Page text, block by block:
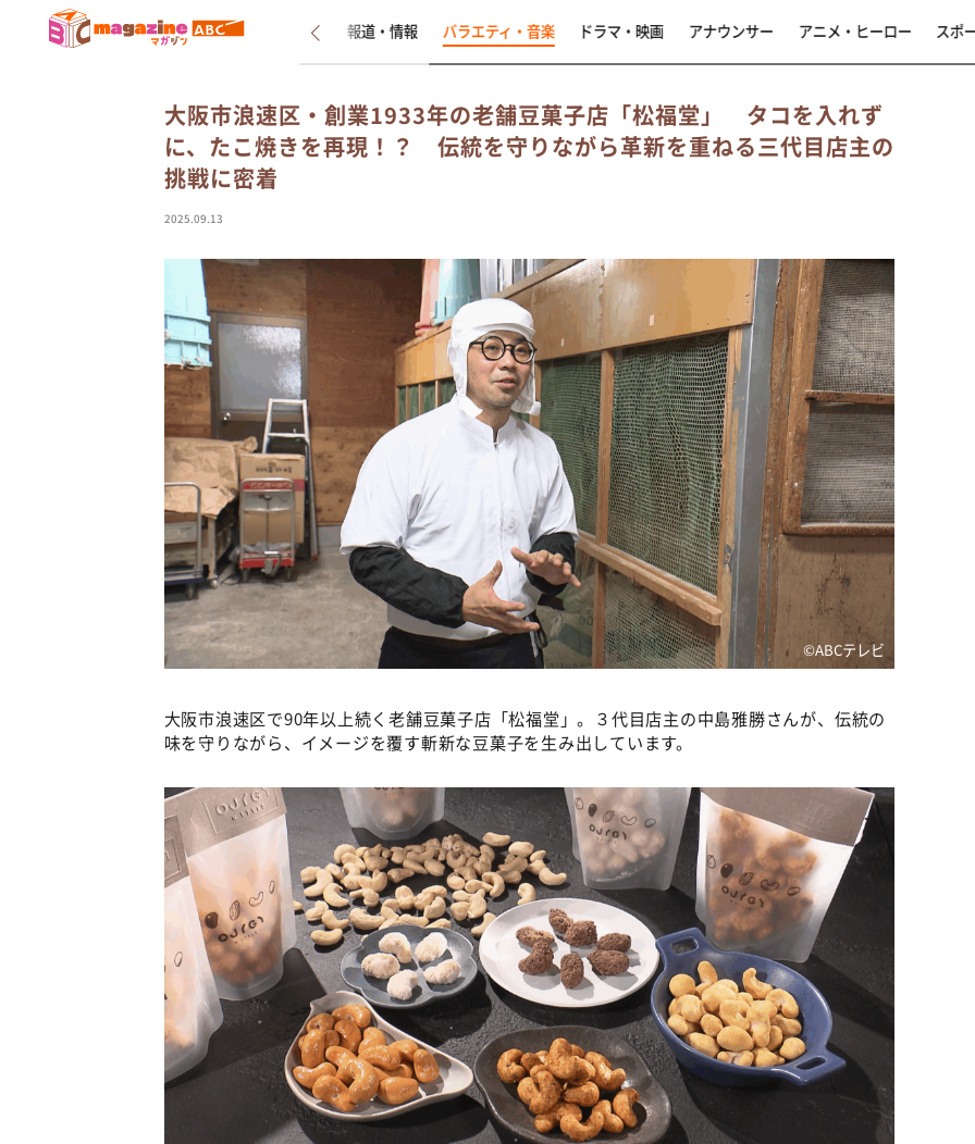
新着 インタビュー 報道・情報 バラエティ・音楽 ドラマ・映画 アナウンサー アニメ・ヒーロー スポ
大阪市浪速区・創業1933年の老舗豆菓子店「松福堂」 タコを入れず
に、たこ焼きを再現！？ 伝統を守りながら革新を重ねる三代目店主の
挑戦に密着
2025.09.13
©ABCテレビ
大阪市浪速区で90年以上続く老舗豆菓子店「松福堂」。３代目店主の中島雅勝さんが、伝統の
味を守りながら、イメージを覆す斬新な豆菓子を生み出しています。